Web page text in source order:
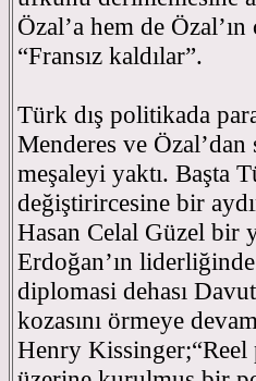
Özal’a hem de
“Fransız kaldılar”.
Türk dış politikada
Menderes ve
meşaleyi yaktı. Başta
değiştirircesine bir
Hasan Celal Güzel bir
Erdoğan’ın
diplomasi dehası
kozasını örmeye
Henry Kissinger;“Reel